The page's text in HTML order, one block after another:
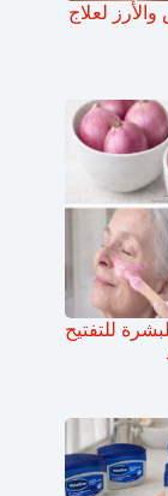
لعلاج
للتفتيح